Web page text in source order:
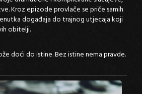
Kroz epizode provlače se priče samih
događaja do trajnog utjecaja koji
obitelji.
doći do istine. Bez istine nema pravde.